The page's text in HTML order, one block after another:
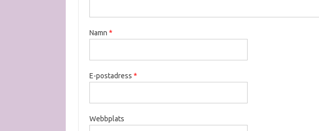
Namn *
E-postadress *
Webbplats